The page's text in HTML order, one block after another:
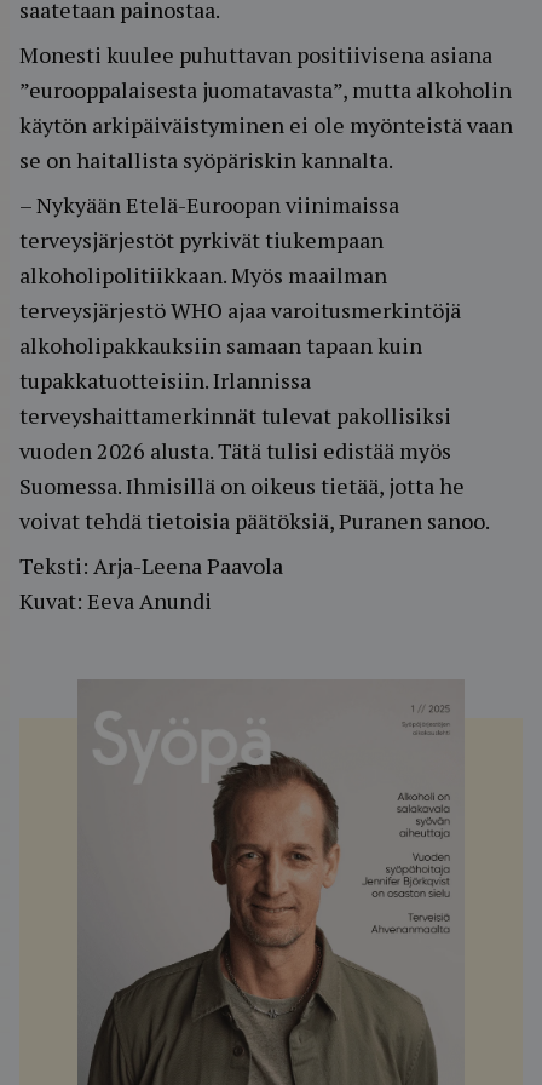
saatetaan painostaa.
Monesti kuulee puhuttavan positiivisena asiana
”eurooppalaisesta juomatavasta”, mutta alkoholin
käytön arkipäiväistyminen ei ole myönteistä vaan
se on haitallista syöpäriskin kannalta.
– Nykyään Etelä-Euroopan viinimaissa
terveysjärjestöt pyrkivät tiukempaan
alkoholipolitiikkaan. Myös maailman
terveysjärjestö WHO ajaa varoitusmerkintöjä
alkoholipakkauksiin samaan tapaan kuin
tupakkatuotteisiin. Irlannissa
terveyshaittamerkinnät tulevat pakollisiksi
vuoden 2026 alusta. Tätä tulisi edistää myös
Suomessa. Ihmisillä on oikeus tietää, jotta he
voivat tehdä tietoisia päätöksiä, Puranen sanoo.
Teksti: Arja-Leena Paavola
Kuvat: Eeva Anundi